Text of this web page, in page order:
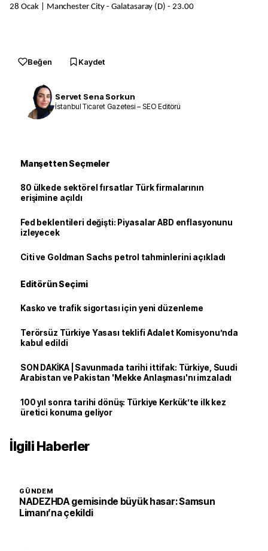
28 Ocak | Manchester City - Galatasaray (D) - 23.00
Beğen Kaydet
Servet Sena Sorkun
İstanbul Ticaret Gazetesi – SEO Editörü
Manşetten Seçmeler
80 ülkede sektörel fırsatlar Türk firmalarının
erişimine açıldı
Fed beklentileri değişti: Piyasalar ABD enflasyonunu
izleyecek
Citi ve Goldman Sachs petrol tahminlerini açıkladı
Editörün Seçimi
Kasko ve trafik sigortası için yeni düzenleme
Terörsüz Türkiye Yasası teklifi Adalet Komisyonu’nda
kabul edildi
SON DAKİKA | Savunmada tarihi ittifak: Türkiye, Suudi
Arabistan ve Pakistan 'Mekke Anlaşması'nı imzaladı
100 yıl sonra tarihi dönüş: Türkiye Kerkük’te ilk kez
üretici konuma geliyor
İlgili Haberler
GÜNDEM
NADEZHDA gemisinde büyük hasar: Samsun
Limanı’na çekildi